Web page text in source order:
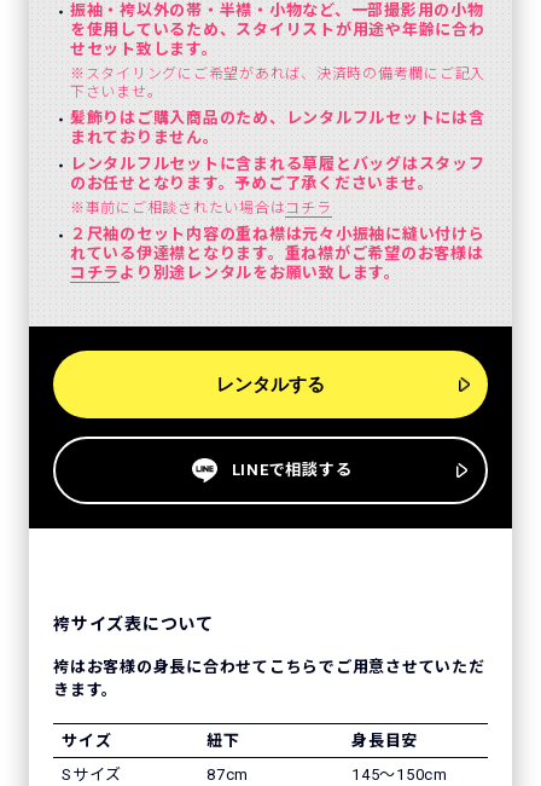
振袖・袴以外の帯・半襟・小物など、一部撮影用の小物
を使用しているため、スタイリストが用途や年齢に合わ
せセット致します。
※スタイリングにご希望があれば、決済時の備考欄にご記入
下さいませ。
髪飾りはご購入商品のため、レンタルフルセットには含
まれておりません。
レンタルフルセットに含まれる草履とバッグはスタッフ
のお任せとなります。予めご了承くださいませ。
※事前にご相談されたい場合はコチラ
２尺袖のセット内容の重ね襟は元々小振袖に縫い付けら
れている伊達襟となります。重ね襟がご希望のお客様は
コチラ より別途レンタルをお願い致します。
レンタルする
LINEで相談する
袴サイズ表について
袴はお客様の身長に合わせてこちらでご用意させていただ
きます。
サイズ 紐下
身長目安
Sサイズ
87cm
145〜150cm